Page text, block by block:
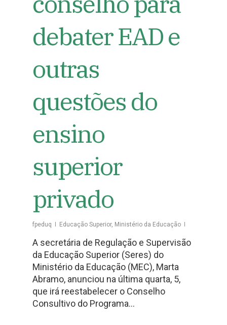
debater EAD e
outras
questões do
ensino
superior
privado
fpeduq Educação Superior, Ministério da Educação
A secretária de Regulação e Supervisão
da Educação Superior (Seres) do
Ministério da Educação (MEC), Marta
Abramo, anunciou na última quarta, 5,
que irá reestabelecer o Conselho
Consultivo do Programa…